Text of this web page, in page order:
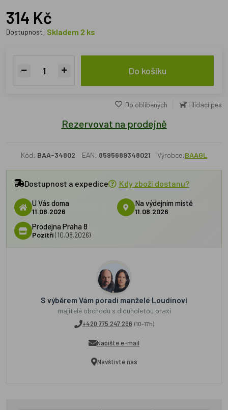
314 Kč
Dostupnost: Skladem 2 ks
Do košíku
Do oblíbených Hlídací pes
Rezervovat na prodejně
Kód: BAA-34802 EAN: 8595689348021 Výrobce:BAAGL
Dostupnost a expedice Kdy zboží dostanu?
U Vás doma
11.08.2026
Na výdejním místě
11.08.2026
Prodejna Praha 8
Pozítří(10.08.2026)
S výběrem Vám poradí manželé Loudínovi
majitelé obchodu s dlouholetou praxí
+420 775 247 296 (10-17h)
Napište e-mail
Navštivte nás